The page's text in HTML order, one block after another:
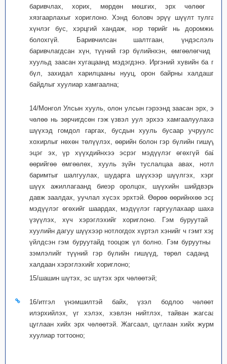
баривчлах, хорих, мөрдөн мөшгих, эрх чөлөөг нь
хязгаарлахыг хориглоно. Хэнд боловч эрүү шүүлт тулгаж,
хүнлэг бус, хэрцгий хандаж, нэр төрийг нь доромжилж
болохгүй. Баривчилсан шалтгаан, үндэслэлийг
баривчлагдсан хүн, түүний гэр бүлийнхэн, өмгөөлөгчид нь
хуульд заасан хугацаанд мэдэгдэнэ. Иргэний хувийн ба гэр
бүл, захидал харилцааны нууц, орон байрны халдашгүй
байдлыг хуулиар хамгаална;
14/Монгол Улсын хууль, олон улсын гэрээнд заасан эрх, эрх
чөлөө нь зөрчигдсөн гэж үзвэл уул эрхээ хамгаалуулахаар
шүүхэд гомдол гаргах, бусдын хууль бусаар учруулсан
хохирлыг нөхөн төлүүлэх, өөрийн болон гэр бүлийн гишүүд,
эцэг эх, үр хүүхдийнхээ эсрэг мэдүүлэг өгөхгүй байх,
өөрийгөө өмгөөлөх, хууль зүйн туслалцаа авах, нотлох
баримтыг шалгуулах, шударга шүүхээр шүүлгэх, хэргээ
шүүх ажиллагаанд биеэр оролцох, шүүхийн шийдвэрийг
давж заалдах, уучлал хүсэх эрхтэй. Өөрөө өөрийнхөө эсрэг
мэдүүлэг өгөхийг шаардах, мэдүүлэг гаргуулахаар шахалт
үзүүлэх, хүч хэрэглэхийг хориглоно. Гэм буруутай нь
хуулийн дагуу шүүхээр нотлогдох хүртэл хэнийг ч гэмт хэрэг
үйлдсэн гэм буруутайд тооцож үл болно. Гэм буруутны ял
зэмлэлийг түүний гэр бүлийн гишүүд, төрөл саданд нь
халдаан хэрэглэхийг хориглоно;
15/шашин шүтэх, эс шүтэх эрх чөлөөтэй;
16/итгэл үнэмшилтэй байх, үзэл бодлоо чөлөөтэй
илэрхийлэх, үг хэлэх, хэвлэн нийтлэх, тайван жагсаал,
цуглаан хийх эрх чөлөөтэй. Жагсаал, цуглаан хийх журмыг
хуулиар тогтооно;